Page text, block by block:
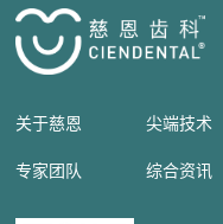
关于慈恩 尖端技术
专家团队 综合资讯